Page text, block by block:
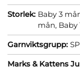
Storlek: Baby 3
mån, Baby
Garnviktsgrupp:
Marks & Kattens